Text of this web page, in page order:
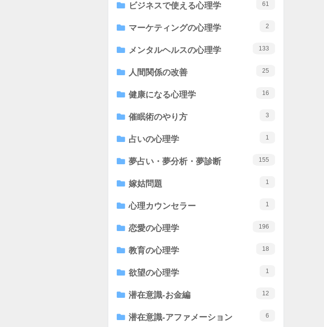
ビジネスで使える心理学 61
マーケティングの心理学 2
メンタルヘルスの心理学 133
人間関係の改善 25
健康になる心理学 16
催眠術のやり方 3
占いの心理学 1
夢占い・夢分析・夢診断 155
嫁姑問題 1
心理カウンセラー 1
恋愛の心理学 196
教育の心理学 18
欲望の心理学 1
潜在意識-お金編 12
潜在意識-アファメーション 6